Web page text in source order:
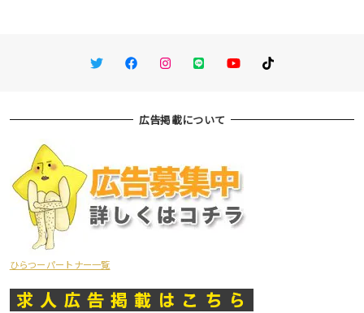
TwitterFacebookInstagram
LINE You TubeTikTok
広告掲載について
ひらつーパートナー一覧